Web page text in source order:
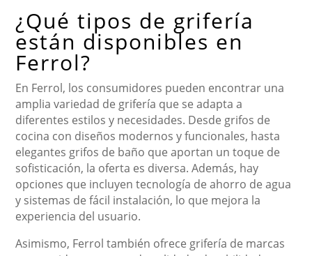
¿Qué tipos de grifería
están disponibles en
Ferrol?
En Ferrol, los consumidores pueden encontrar una
amplia variedad de grifería que se adapta a
diferentes estilos y necesidades. Desde grifos de
cocina con diseños modernos y funcionales, hasta
elegantes grifos de baño que aportan un toque de
sofisticación, la oferta es diversa. Además, hay
opciones que incluyen tecnología de ahorro de agua
y sistemas de fácil instalación, lo que mejora la
experiencia del usuario.
Asimismo, Ferrol también ofrece grifería de marcas